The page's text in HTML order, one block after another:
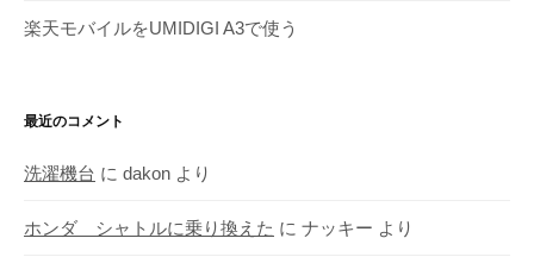
楽天モバイルをUMIDIGI A3で使う
最近のコメント
洗濯機台 に dakon より
ホンダ シャトルに乗り換えた に ナッキー より